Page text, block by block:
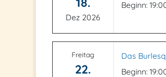
Dez 2026
Beginn:
Freitag
22.
Das
Beginn: